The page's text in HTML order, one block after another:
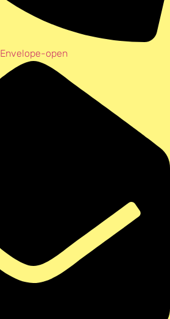
Envelope-open